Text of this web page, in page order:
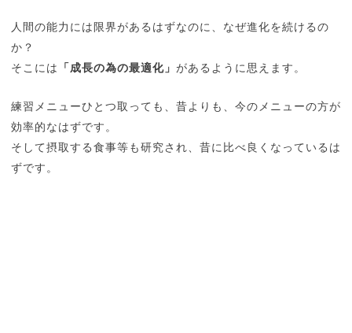
人間の能力には限界があるはずなのに、なぜ進化を続けるの
か？
そこには 「成長の為の最適化」 があるように思えます。
練習メニューひとつ取っても、昔よりも、今のメニューの方が
効率的なはずです。
そして摂取する食事等も研究され、昔に比べ良くなっているは
ずです。